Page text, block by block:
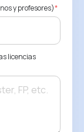
y profesores)*
licencias